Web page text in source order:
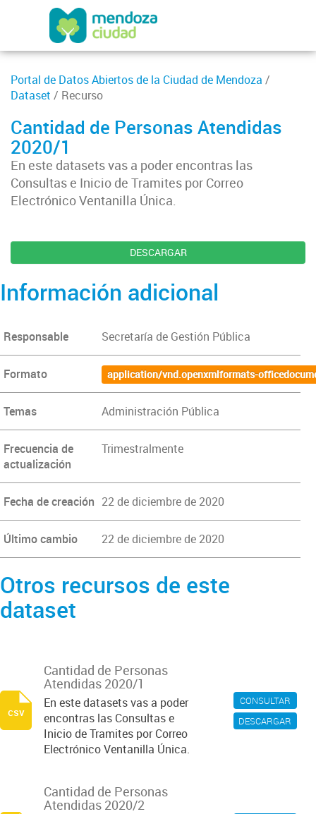
Portal de Datos Abiertos de la Ciudad de Mendoza /
Dataset / Recurso
Cantidad de Personas Atendidas
2020/1
En este datasets vas a poder encontras las
Consultas e Inicio de Tramites por Correo
Electrónico Ventanilla Única.
DESCARGAR
Información adicional
Responsable Secretaría de Gestión Pública
Formato application/vnd.openxmlformats-
Temas Administración Pública
Frecuencia de
actualización
Trimestralmente
Fecha de creación 22 de diciembre de 2020
Último cambio 22 de diciembre de 2020
Otros recursos de este
dataset
CONSULTAR
DESCARGAR
Cantidad de Personas
Atendidas 2020/1
En este datasets vas a poder
encontras las Consultas e
Inicio de Tramites por Correo
Electrónico Ventanilla Única.
csv
Cantidad de Personas
Atendidas 2020/2